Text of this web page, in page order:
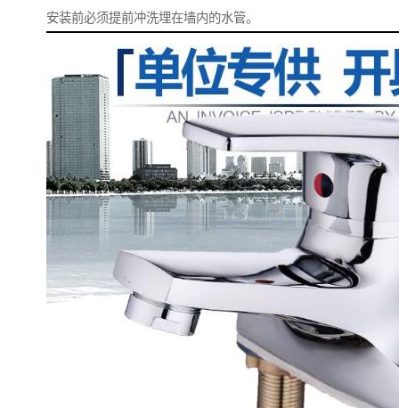
安装前必须提前冲洗埋在墙内的水管。